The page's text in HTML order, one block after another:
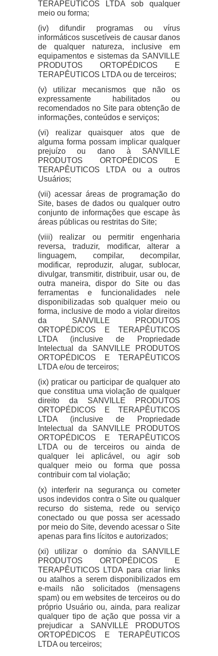
TERAPÊUTICOS LTDA sob qualquer
meio ou forma;
(iv) difundir programas ou vírus
informáticos suscetíveis de causar danos
de qualquer natureza, inclusive em
equipamentos e sistemas da SANVILLE
PRODUTOS ORTOPÉDICOS E
TERAPÊUTICOS LTDA ou de terceiros;
(v) utilizar mecanismos que não os
expressamente habilitados ou
recomendados no Site para obtenção de
informações, conteúdos e serviços;
(vi) realizar quaisquer atos que de
alguma forma possam implicar qualquer
prejuízo ou dano à SANVILLE
PRODUTOS ORTOPÉDICOS E
TERAPÊUTICOS LTDA ou a outros
Usuários;
(vii) acessar áreas de programação do
Site, bases de dados ou qualquer outro
conjunto de informações que escape às
áreas públicas ou restritas do Site;
(viii) realizar ou permitir engenharia
reversa, traduzir, modificar, alterar a
linguagem, compilar, decompilar,
modificar, reproduzir, alugar, sublocar,
divulgar, transmitir, distribuir, usar ou, de
outra maneira, dispor do Site ou das
ferramentas e funcionalidades nele
disponibilizadas sob qualquer meio ou
forma, inclusive de modo a violar direitos
da SANVILLE PRODUTOS
ORTOPÉDICOS E TERAPÊUTICOS
LTDA (inclusive de Propriedade
Intelectual da SANVILLE PRODUTOS
ORTOPÉDICOS E TERAPÊUTICOS
LTDA e/ou de terceiros;
(ix) praticar ou participar de qualquer ato
que constitua uma violação de qualquer
direito da SANVILLE PRODUTOS
ORTOPÉDICOS E TERAPÊUTICOS
LTDA (inclusive de Propriedade
Intelectual da SANVILLE PRODUTOS
ORTOPÉDICOS E TERAPÊUTICOS
LTDA ou de terceiros ou ainda de
qualquer lei aplicável, ou agir sob
qualquer meio ou forma que possa
contribuir com tal violação;
(x) interferir na segurança ou cometer
usos indevidos contra o Site ou qualquer
recurso do sistema, rede ou serviço
conectado ou que possa ser acessado
por meio do Site, devendo acessar o Site
apenas para fins lícitos e autorizados;
(xi) utilizar o domínio da SANVILLE
PRODUTOS ORTOPÉDICOS E
TERAPÊUTICOS LTDA para criar links
ou atalhos a serem disponibilizados em
e-mails não solicitados (mensagens
spam) ou em websites de terceiros ou do
próprio Usuário ou, ainda, para realizar
qualquer tipo de ação que possa vir a
prejudicar a SANVILLE PRODUTOS
ORTOPÉDICOS E TERAPÊUTICOS
LTDA ou terceiros;